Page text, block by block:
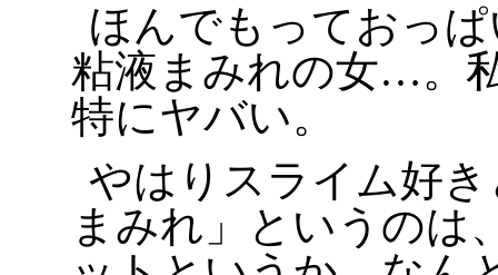
ほんでもっておっ
粘液まみれの女…。
特にヤバい。
やはりスライム好
まみれ」というのは